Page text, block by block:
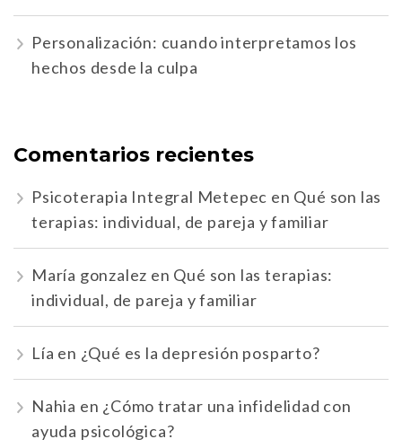
Personalización: cuando interpretamos los
hechos desde la culpa
Comentarios recientes
Psicoterapia Integral Metepec en Qué son las
terapias: individual, de pareja y familiar
María gonzalez en Qué son las terapias:
individual, de pareja y familiar
Lía en ¿Qué es la depresión posparto?
Nahia en ¿Cómo tratar una infidelidad con
ayuda psicológica?